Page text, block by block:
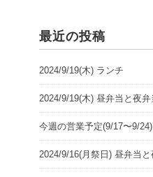
最近の投稿
2024/9/19(木) ランチ
2024/9/19(木) 昼弁当と夜弁
今週の営業予定(9/17〜9/24)
2024/9/16(月祭日) 昼弁当と